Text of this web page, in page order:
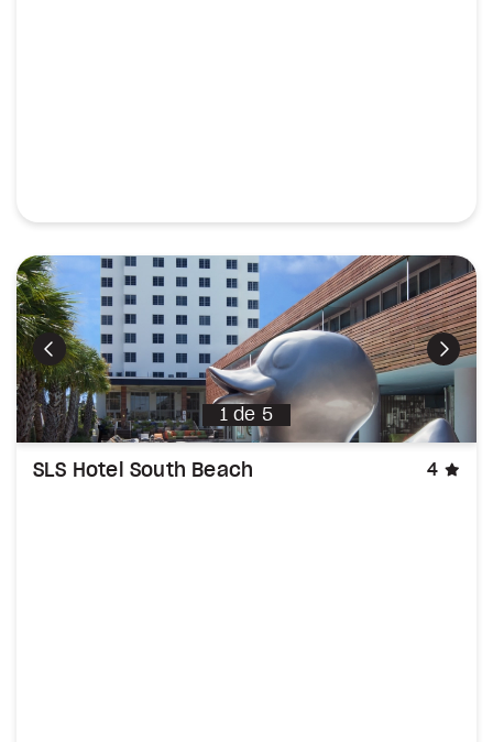
Précédent
1 de 5
SLS Hotel South Beach 4